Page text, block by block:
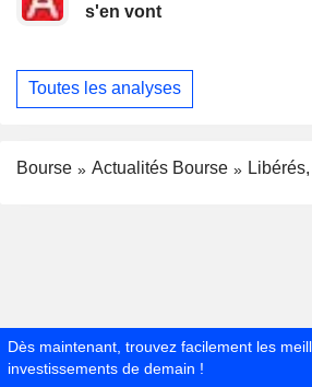
s'en vont
Toutes les analyses
Bourse Actualités Bourse
Dès maintenant, trouvez facilement les
investissements de demain !